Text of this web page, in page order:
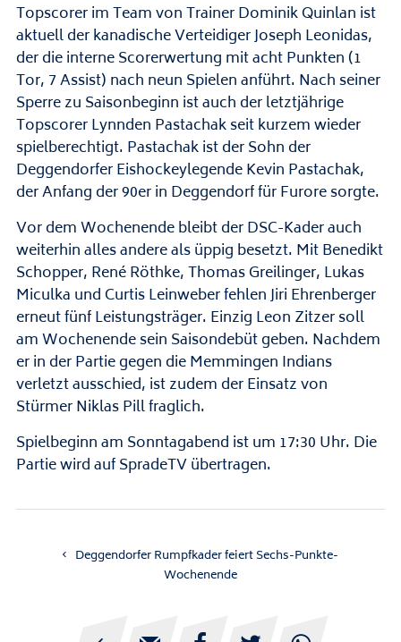
Topscorer im Team von Trainer Dominik Quinlan ist
aktuell der kanadische Verteidiger Joseph Leonidas,
der die interne Scorerwertung mit acht Punkten (1
Tor, 7 Assist) nach neun Spielen anführt. Nach seiner
Sperre zu Saisonbeginn ist auch der letztjährige
Topscorer Lynnden Pastachak seit kurzem wieder
spielberechtigt. Pastachak ist der Sohn der
Deggendorfer Eishockeylegende Kevin Pastachak,
der Anfang der 90er in Deggendorf für Furore sorgte.
Vor dem Wochenende bleibt der DSC-Kader auch
weiterhin alles andere als üppig besetzt. Mit Benedikt
Schopper, René Röthke, Thomas Greilinger, Lukas
Miculka und Curtis Leinweber fehlen Jiri Ehrenberger
erneut fünf Leistungsträger. Einzig Leon Zitzer soll
am Wochenende sein Saisondebüt geben. Nachdem
er in der Partie gegen die Memmingen Indians
verletzt ausschied, ist zudem der Einsatz von
Stürmer Niklas Pill fraglich.
Spielbeginn am Sonntagabend ist um 17:30 Uhr. Die
Partie wird auf SpradeTV übertragen.
Deggendorfer Rumpfkader feiert Sechs-Punkte-
Wochenende